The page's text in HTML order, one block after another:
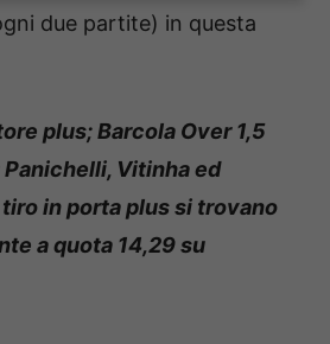
due partite) in questa
plus; Barcola Over 1,5
Vitinha ed
in porta plus si trovano
a quota 14,29 su